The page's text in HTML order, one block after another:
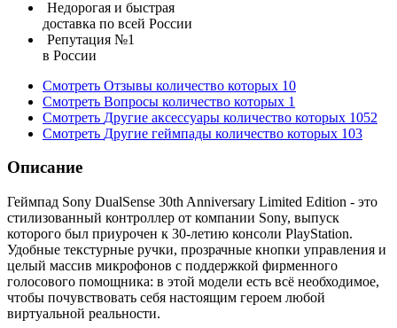
Недорогая и быстрая
доставка по всей России
Репутация №1
в России
Смотреть Отзывы количество которых 10
Смотреть Вопросы количество которых 1
Смотреть Другие аксессуары количество которых 1052
Смотреть Другие геймпады количество которых 103
Описание
Геймпад Sony DualSense 30th Anniversary Limited Edition - это
стилизованный контроллер от компании Sony, выпуск
которого был приурочен к 30-летию консоли PlayStation.
Удобные текстурные ручки, прозрачные кнопки управления и
целый массив микрофонов с поддержкой фирменного
голосового помощника: в этой модели есть всё необходимое,
чтобы почувствовать себя настоящим героем любой
виртуальной реальности.